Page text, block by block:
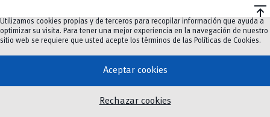
vertical_align_top
©2023-2026UCuenca.
Utilizamos cookies propias y de terceros para recopilar información que ayuda a
optimizar su visita. Para tener una mejor experiencia en la navegación de nuestro
sitio web se requiere que usted acepte los términos de las Políticas de Cookies.
Aceptar cookies
Rechazar cookies